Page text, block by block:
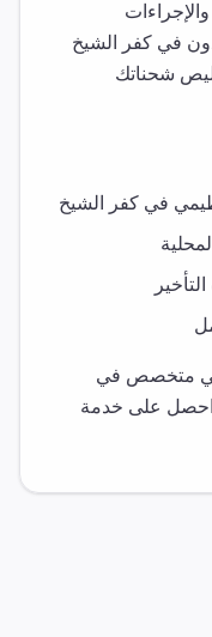
في كفر الشيخ
شحناتك
في كفر الشيخ
متخصص في
على خدمة